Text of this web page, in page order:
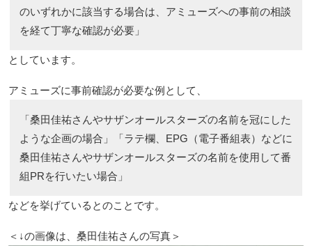
のいずれかに該当する場合は、アミューズへの事前の相談
を経て丁寧な確認が必要」
としています。
アミューズに事前確認が必要な例として、
「桑田佳祐さんやサザンオールスターズの名前を冠にした
ような企画の場合」「ラテ欄、EPG（電子番組表）などに
桑田佳祐さんやサザンオールスターズの名前を使用して番
組PRを行いたい場合」
などを挙げているとのことです。
＜↓の画像は、桑田佳祐さんの写真＞